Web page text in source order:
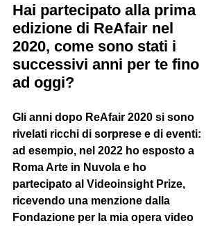
Hai partecipato alla prima
edizione di ReAfair nel
2020, come sono stati i
successivi anni per te fino
ad oggi?
Gli anni dopo ReAfair 2020 si sono
rivelati ricchi di sorprese e di eventi:
ad esempio, nel 2022 ho esposto a
Roma Arte in Nuvola e ho
partecipato al Videoinsight Prize,
ricevendo una menzione dalla
Fondazione per la mia opera video